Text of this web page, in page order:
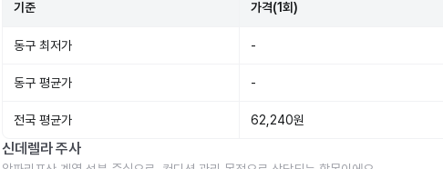
기준 가격(1회)
동구 최저가 -
동구 평균가 -
전국 평균가 62,240원
신데렐라 주사